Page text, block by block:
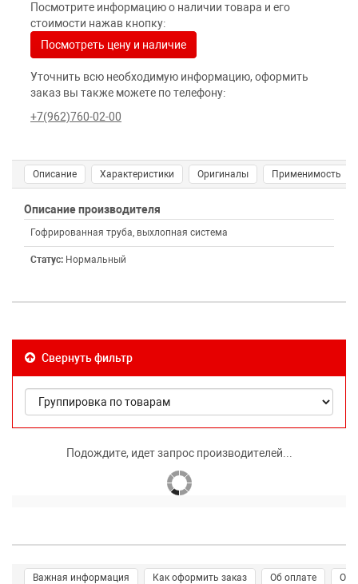
Посмотрите информацию о наличии товара и его
стоимости нажав кнопку:
Посмотреть цену и наличие
Уточнить всю необходимую информацию, оформить
заказ вы также можете по телефону:
+7(962)760-02-00
Описание Характеристики Оригиналы Применимость
Описание производителя
Гофрированная труба, выхлопная система
Статус: Нормальный
Свернуть фильтр
Подождите, идет запрос производителей...
Важная информация Как оформить заказ Об оплате О